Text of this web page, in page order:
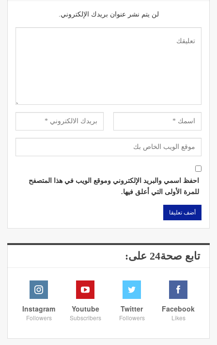
لن يتم نشر عنوان بريدك الإلكتروني.
احفظ اسمي والبريد الإلكتروني وموقع الويب في هذا المتصفح
للمرة الأولى التي أعلق فيها.
تابع صحة24 على:
Facebook
Likes
Twitter
Followers
Youtube
Subscribers
Instagram
Followers